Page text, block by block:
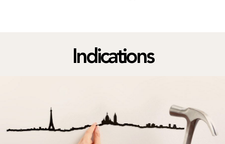
Indications